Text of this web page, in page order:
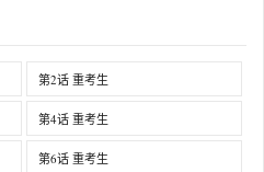
第2话 重考生
第4话 重考生
第6话 重考生